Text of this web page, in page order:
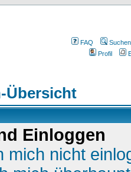
FAQ
Suchen
Profil
Übersicht
Einloggen
mich nicht